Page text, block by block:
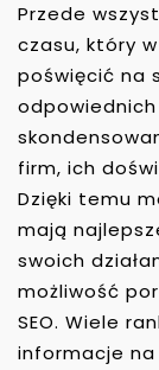
Przede
czasu, który
poświęcić na
firm, ich
Dzięki temu
mają
swoich
możliwość
SEO. Wiele
informacje